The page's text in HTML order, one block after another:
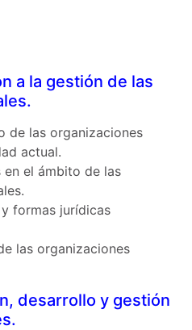
a la gestión de las
de las organizaciones
actual.
en el ámbito de las
formas jurídicas
las organizaciones
desarrollo y gestión